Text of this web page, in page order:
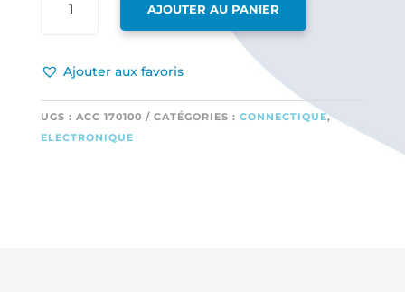
EXTENSIBLE
À
24 MM
AJOUTER AU PANIER
Ajouter aux favoris
UGS : ACC 170100 CATÉGORIES : CONNECTIQUE,
ELECTRONIQUE